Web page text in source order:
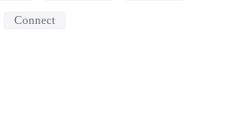
Connect